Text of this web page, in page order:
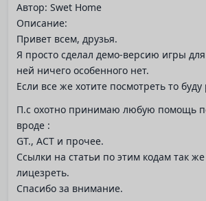
Автор: Swet Home
Описание:
Привет всем, друзья.
Я просто сделал демо-версию игры для
ней ничего особенного нет.
Если все же хотите посмотреть то буду
П.с охотно принимаю любую помощь
вроде :
GT., ACT и прочее.
Ссылки на статьи по этим кодам так же
лицезреть.
Спасибо за внимание.